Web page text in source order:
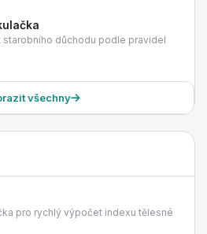
důchodu podle pravidel
všechny
pro rychlý výpočet indexu tělesné